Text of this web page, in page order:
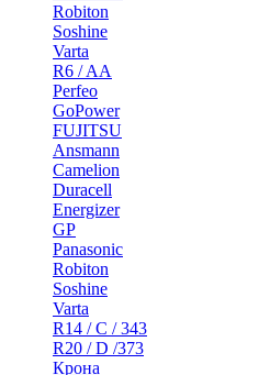
Robiton
Soshine
Varta
R6 / AA
Perfeo
GoPower
FUJITSU
Ansmann
Camelion
Duracell
Energizer
GP
Panasonic
Robiton
Soshine
Varta
R14 / C / 343
R20 / D /373
Крона